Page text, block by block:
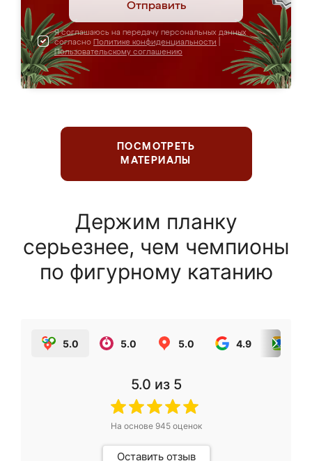
Отправить
Я соглашаюсь на передачу персональных данных
согласно Политике конфиденциальности
Пользовательскому соглашению
ПОСМОТРЕТЬ
МАТЕРИАЛЫ
Держим планку
серьезнее, чем чемпионы
по фигурному катанию
5.0 5.0 5.0 4.9
5.0 из 5
На основе 945оценок
Оставить отзыв